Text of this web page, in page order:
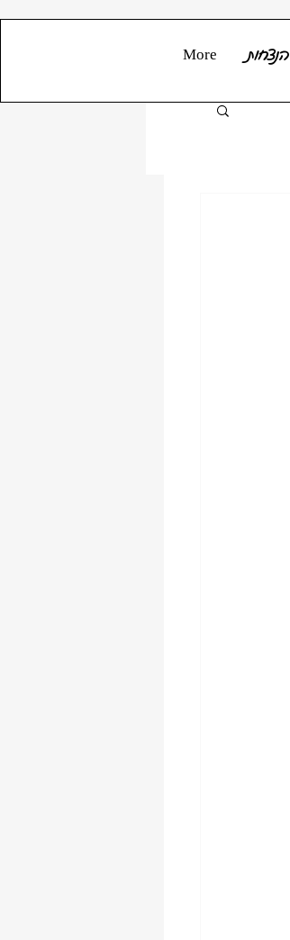
הנצחות More